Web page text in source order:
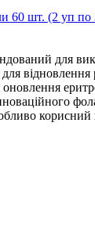
60 шт. (2 уп по
для
відновлення
оновлення
корисний